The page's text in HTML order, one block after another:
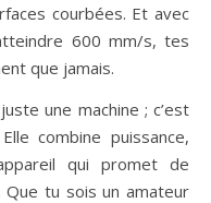
courbées. Et avec
600 mm/s, tes
que jamais.
une machine ; c’est
combine puissance,
qui promet de
tu sois un amateur